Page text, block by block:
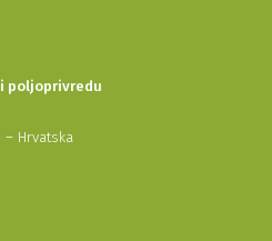
poljoprivredu
– Hrvatska